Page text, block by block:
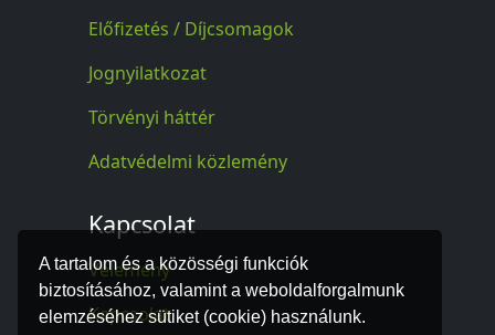
A tartalom és a közösségi funkciók
biztosításához, valamint a weboldalforgalmunk
elemzéséhez sütiket (cookie) használunk.
Előfizetés / Díjcsomagok
Jognyilatkozat
Törvényi háttér
Adatvédelmi közlemény
Kapcsolat
Vélemény
Kapcsolat